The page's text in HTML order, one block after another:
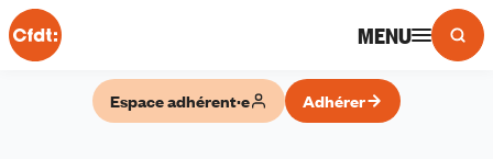
Panneau de gestion des cookies
MENU
Espace adhérent·e Adhérer